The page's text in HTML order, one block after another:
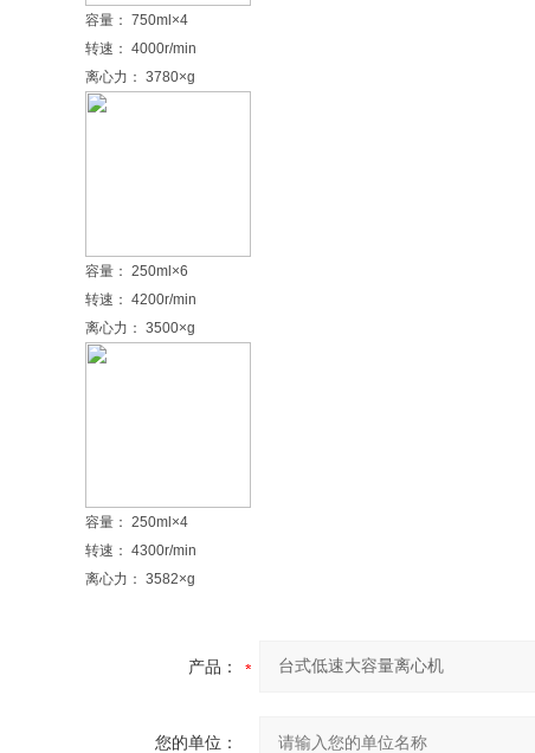
容量： 750ml×4
转速： 4000r/min
离心力： 3780×g
容量： 250ml×6
转速： 4200r/min
离心力： 3500×g
容量： 250ml×4
转速： 4300r/min
离心力： 3582×g
产品：
您的单位：